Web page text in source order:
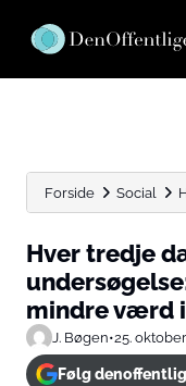
Forside Social
Hver tredje
mindre værd
J. Bøgen•25.
Følg